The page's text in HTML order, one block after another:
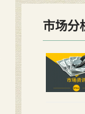
市场分